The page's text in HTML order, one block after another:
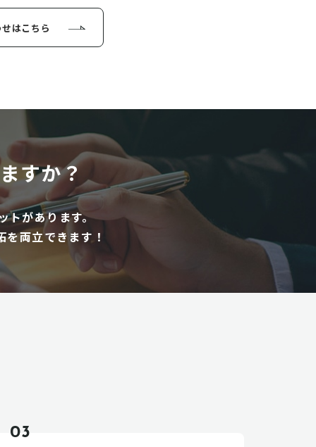
はこちら
すか？
トがあります。
両立できます！
03